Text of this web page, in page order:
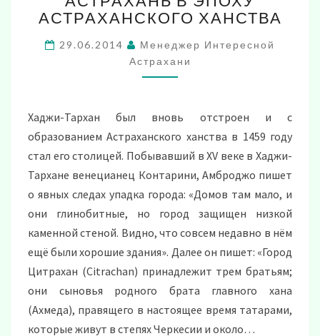
ЭПОХУ
ХАНСТВА
АСТРАХАНСКОГО ХАНСТВА
29.06.2014
Менеджер Интересной
Астрахани
Хаджи-Тархан был вновь отстроен и с
образованием Астраханского ханства в 1459 году
стал его столицей. Побывавший в XV веке в Хаджи-
Тархане венецианец Контарини, Амброджо пишет
о явных следах упадка города: «Домов там мало, и
они глинобитные, но город защищен низкой
каменной стеной. Видно, что совсем недавно в нём
ещё были хорошие здания». Далее он пишет: «Город
Цитрахан (Citrachan) принадлежит трем братьям;
они сыновья родного брата главного хана
(Ахмеда), правящего в настоящее время татарами,
которые живут в степях Черкесии и около…